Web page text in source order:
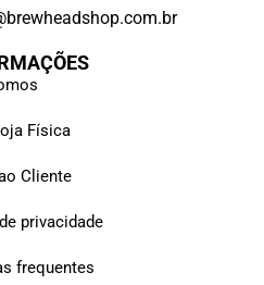
Física
Cliente
privacidade
frequentes